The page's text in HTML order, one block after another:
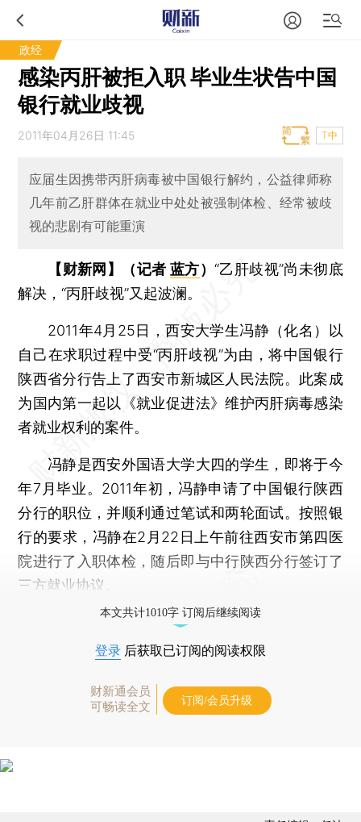
政经
感染丙肝被拒入职 毕业生状告中国
银行就业歧视
2011年04月26日 11:45 T中
应届生因携带丙肝病毒被中国银行解约，公益律师称
几年前乙肝群体在就业中处处被强制体检、经常被歧
视的悲剧有可能重演
【财新网】（记者 蓝方）“乙肝歧视”尚未彻底
解决，“丙肝歧视”又起波澜。
2011年4月25日，西安大学生冯静（化名）以
自己在求职过程中受“丙肝歧视”为由，将中国银行
陕西省分行告上了西安市新城区人民法院。此案成
为国内第一起以《就业促进法》维护丙肝病毒感染
者就业权利的案件。
冯静是西安外国语大学大四的学生，即将于今
年7月毕业。2011年初，冯静申请了中国银行陕西
分行的职位，并顺利通过笔试和两轮面试。按照银
行的要求，冯静在2月22日上午前往西安市第四医
院进行了入职体检，随后即与中行陕西分行签订了
三方就业协议。
本文共计1010字 订阅后继续阅读
登录 后获取已订阅的阅读权限
财新通会员
可畅读全文
订阅/会员升级